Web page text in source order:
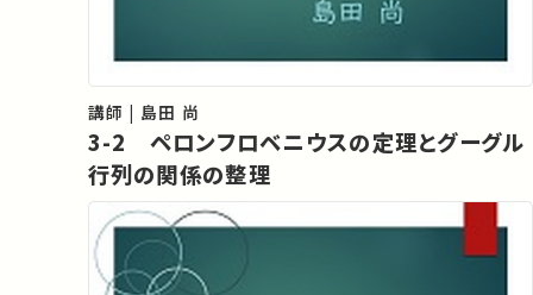
講師 | 島田 尚
3-2 ペロンフロベニウスの定理とグーグル
行列の関係の整理